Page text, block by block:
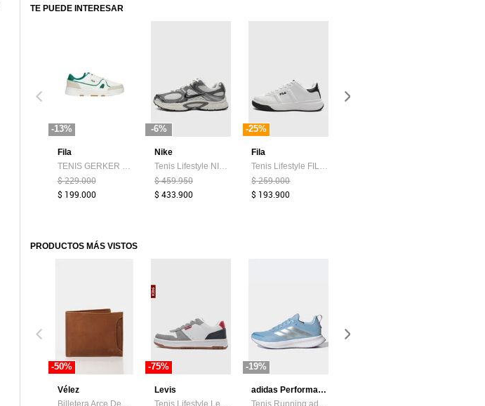
TE PUEDE INTERESAR
-13%
Fila
TENIS GERKER FILA
$ 229.000
$ 199.000
-6%
Nike
Tenis Lifestyle NIKE V5 RNR Blanco
$ 459.950
$ 433.900
-25%
Fila
Tenis Lifestyle FILA Naster 2.0 Blanco
$ 259.000
$ 193.900
PRODUCTOS MÁS VISTOS
-50%
Vélez
Billetera Arce De Cuero Para Hombre Tarjetero Extraible Billetera Arce De Cuero Para Hombre Tarjetero Extraible Miel VÉLEZ
-75%
Levis
Tenis Lifestyle Levi's Drive Lo Blanco
-19%
adidas Performance
Tenis Running adidas Performance Runblaze Celeste